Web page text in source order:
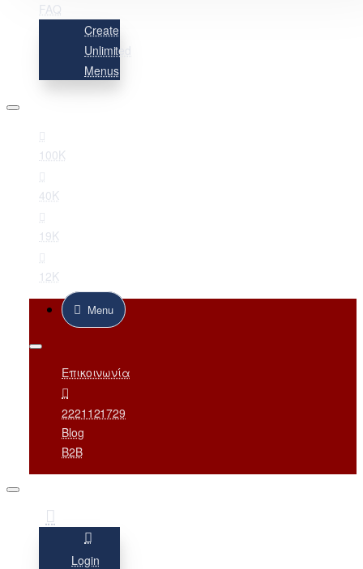
FAQ
Create
Unlimited
Menus
100K
40K
19K
12K
Menu
Επικοινωνία
2221121729
Blog
B2B
Login